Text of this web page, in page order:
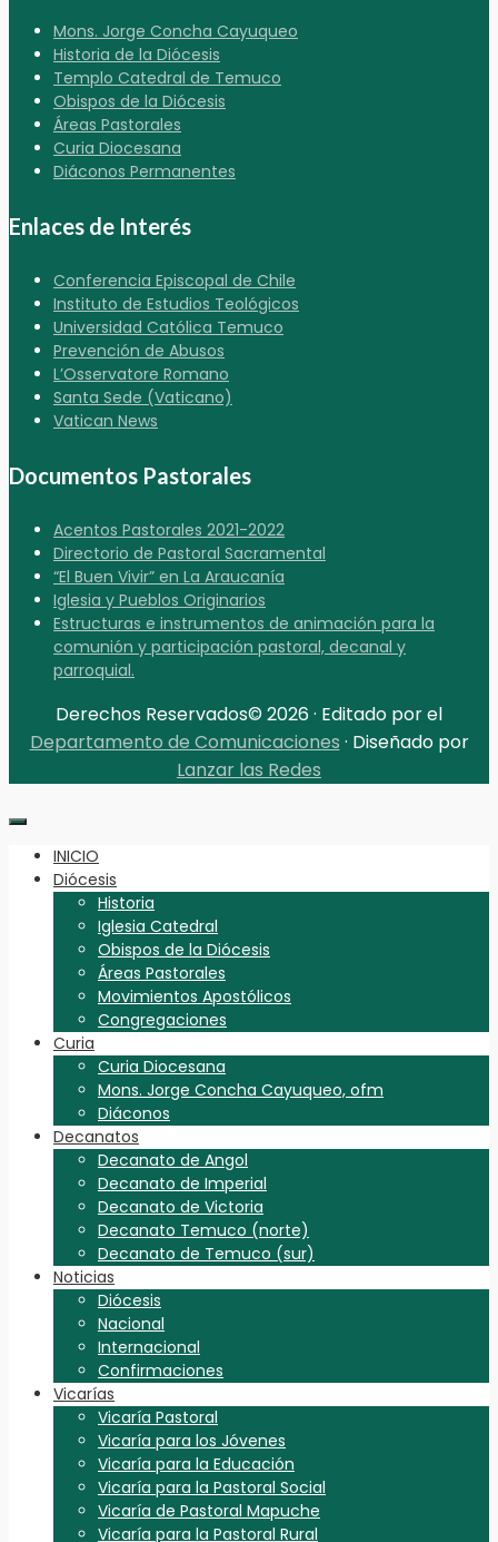
Mons. Jorge Concha Cayuqueo
Historia de la Diócesis
Templo Catedral de Temuco
Obispos de la Diócesis
Áreas Pastorales
Curia Diocesana
Diáconos Permanentes
Enlaces de Interés
Conferencia Episcopal de Chile
Instituto de Estudios Teológicos
Universidad Católica Temuco
Prevención de Abusos
L’Osservatore Romano
Santa Sede (Vaticano)
Vatican News
Documentos Pastorales
Acentos Pastorales 2021-2022
Directorio de Pastoral Sacramental
“El Buen Vivir” en La Araucanía
Iglesia y Pueblos Originarios
Estructuras e instrumentos de animación para la
comunión y participación pastoral, decanal y
parroquial.
Derechos Reservados© 2026 · Editado por el
Departamento de Comunicaciones · Diseñado por
Lanzar las Redes
INICIO
Diócesis
Historia
Iglesia Catedral
Obispos de la Diócesis
Áreas Pastorales
Movimientos Apostólicos
Congregaciones
Curia
Curia Diocesana
Mons. Jorge Concha Cayuqueo, ofm
Diáconos
Decanatos
Decanato de Angol
Decanato de Imperial
Decanato de Victoria
Decanato Temuco (norte)
Decanato de Temuco (sur)
Noticias
Diócesis
Nacional
Internacional
Confirmaciones
Vicarías
Vicaría Pastoral
Vicaría para los Jóvenes
Vicaría para la Educación
Vicaría para la Pastoral Social
Vicaría de Pastoral Mapuche
Vicaría para la Pastoral Rural